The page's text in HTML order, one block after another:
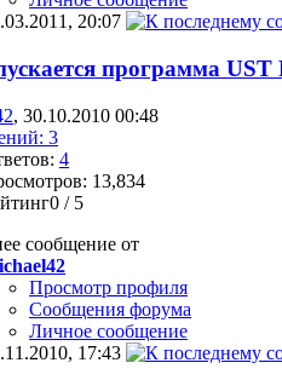
20:07
программа UST
, 30.10.2010 00:48
4
13,834
/ 5
сообщение от
Просмотр профиля
Сообщения форума
Личное сообщение
17:43